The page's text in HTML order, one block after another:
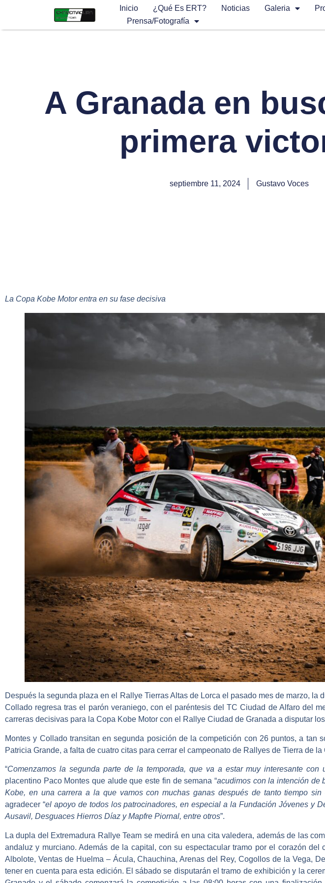
Inicio ¿Qué Es ERT? Noticias Galeria
Prensa/Fotografía
A Granada en
primera
septiembre 11, 2024 Gustavo Voces
La Copa Kobe Motor entra en su fase decisiva
Después la segunda plaza en el Rallye Tierras Altas de Lorca el pasado mes de marzo, la
Collado regresa tras el parón veraniego, con el paréntesis delTC Ciudad de Alfaro del
carreras decisivas para la Copa Kobe Motor con el Rallye Ciudad de Granada a disputar
Montes y Colladotransitan en segunda posición de la competición con 26 puntos, a tan
Patricia Grande, a falta de cuatro citas para cerrar el campeonato de Rallyes de Tierra de la
“Comenzamos la segunda parte de la temporada, que va a estar muy interesante con
placentino Paco Montes que alude que este fin de semana “acudimos con la intención de
Kobe, en una carrera a la que vamos con muchas ganas después de tanto tiempo sin
agradecer “el apoyo de todos los patrocinadores, en especial a la Fundación Jóvenes y
Ausavil, Desguaces Hierros Díaz y Mapfre Piornal, entre otros”.
La dupla del Extremadura Rallye Team se medirá en una cita valedera, además de las
andaluz y murciano. Además de la capital, con su espectacular tramo por el corazón del
Albolote, Ventas de Huelma – Ácula, Chauchina, Arenas del Rey, Cogollos de la Vega,
tener en cuenta para esta edición. El sábado se disputarán el tramo de exhibición y la